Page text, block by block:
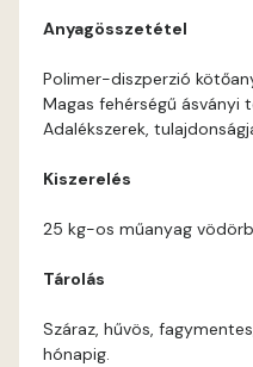
Anyagösszetétel
Polimer-diszperzió
Magas fehérségű ásványi
Adalékszerek,
Kiszerelés
25 kg-os műanyag
Tárolás
Száraz, hűvös,
hónapig.